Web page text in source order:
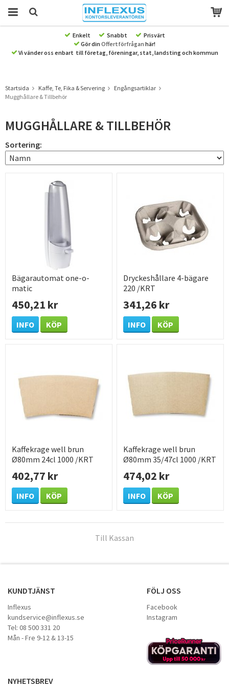
Produkten har blivit tillagd i varukorgen
Enkelt Snabbt
Prisvärt
Gör din Offertförfrågan här!
Vi vänder oss enbart till företag, föreningar, stat, landsting och kommun
Startsida Kaffe, Te, Fika & Servering
Engångsartiklar
Mugghållare & Tillbehör
MUGGHÅLLARE & TILLBEHÖR
Sortering:
Bägarautomat one-o-
matic
450,21 kr
INFO KÖP
Dryckeshållare 4-bägare
220 /KRT
341,26 kr
INFO KÖP
Kaffekrage well brun
Ø80mm 24cl 1000 /KRT
402,77 kr
INFO KÖP
Kaffekrage well brun
Ø80mm 35/47cl 1000 /KRT
474,02 kr
INFO KÖP
Till Kassan
KUNDTJÄNST
Inflexus
kundservice@inflexus.se
Tel: 08 500 331 20
Mån - Fre 9-12 & 13-15
FÖLJ OSS
Facebook
Instagram
NYHETSBREV